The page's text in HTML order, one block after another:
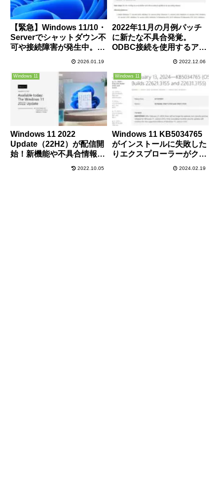
【緊急】Windows 11/10・
Serverでシャットダウン不
可や接続障害が発生中。修
2026.01.19
2022年11月の月例パッチ
に新たな不具合発覚。
ODBC接続を使用するアプ
2022.12.06
Windows 11
Windows 11 2022
Update（22H2）が配信開
始！新機能や不具合情報、
2022.10.05
Windows 11
Windows 11 KB5034765
がインストールに失敗した
りエクスプローラーがクラ
2024.02.19